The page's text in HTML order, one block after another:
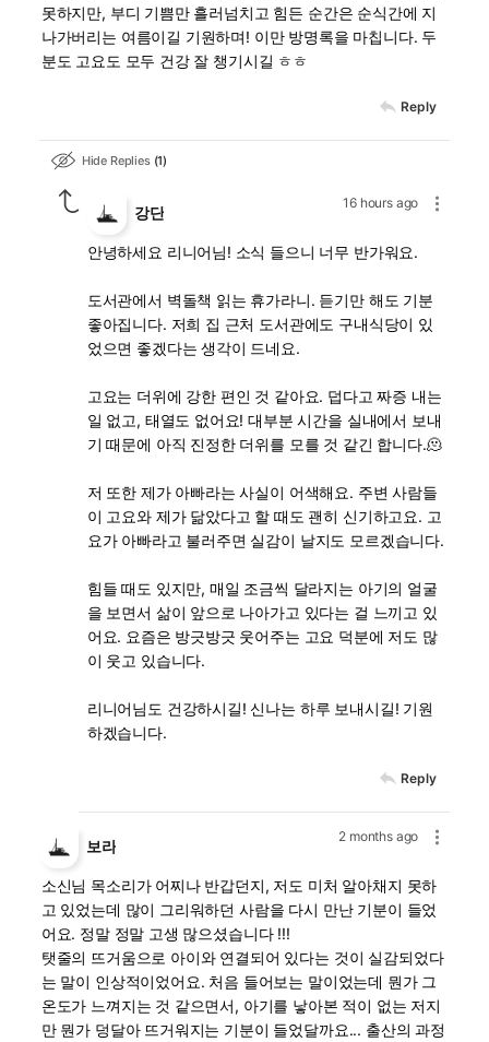
못하지만, 부디 기쁨만 흘러넘치고 힘든 순간은 순식간에 지
나가버리는 여름이길 기원하며! 이만 방명록을 마칩니다. 두
분도 고요도 모두 건강 잘 챙기시길 ㅎㅎ
Reply
Hide Replies 1
16 hours ago
강단
안녕하세요 리니어님! 소식 들으니 너무 반가워요.
도서관에서 벽돌책 읽는 휴가라니. 듣기만 해도 기분
좋아집니다. 저희 집 근처 도서관에도 구내식당이 있
었으면 좋겠다는 생각이 드네요.
고요는 더위에 강한 편인 것 같아요. 덥다고 짜증 내는
일 없고, 태열도 없어요! 대부분 시간을 실내에서 보내
기 때문에 아직 진정한 더위를 모를 것 같긴 합니다.🫠
저 또한 제가 아빠라는 사실이 어색해요. 주변 사람들
이 고요와 제가 닮았다고 할 때도 괜히 신기하고요. 고
요가 아빠라고 불러주면 실감이 날지도 모르겠습니다.
힘들 때도 있지만, 매일 조금씩 달라지는 아기의 얼굴
을 보면서 삶이 앞으로 나아가고 있다는 걸 느끼고 있
어요. 요즘은 방긋방긋 웃어주는 고요 덕분에 저도 많
이 웃고 있습니다.
리니어님도 건강하시길! 신나는 하루 보내시길! 기원
하겠습니다.
Reply
2 months ago
보라
소신님 목소리가 어찌나 반갑던지, 저도 미처 알아채지 못하
고 있었는데 많이 그리워하던 사람을 다시 만난 기분이 들었
어요. 정말 정말 고생 많으셨습니다 !!!
탯줄의 뜨거움으로 아이와 연결되어 있다는 것이 실감되었다
는 말이 인상적이었어요. 처음 들어보는 말이었는데 뭔가 그
온도가 느껴지는 것 같으면서, 아기를 낳아본 적이 없는 저지
만 뭔가 덩달아 뜨거워지는 기분이 들었달까요... 출산의 과정